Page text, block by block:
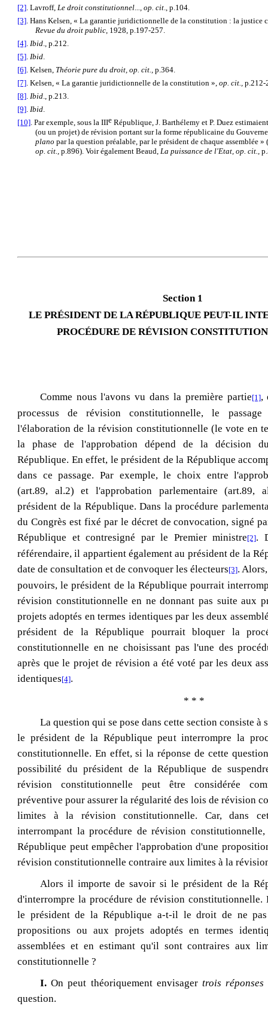
[2]. Lavroff, Le droit constitutionnel..., op. cit., p.104.
[3]. Hans Kelsen, « La garantie juridictionnelle de la constitution : la justice
Revue du droit public, 1928, p.197-257.
[4]. Ibid., p.212.
[5]. Ibid.
[6]. Kelsen, Théorie pure du droit, op. cit., p.364.
[7]. Kelsen, « La garantie juridictionnelle de la constitution », op. cit., p.212-
[8]. Ibid., p.213.
[9]. Ibid.
[10]. Par exemple, sous la IIIe République, J. Barthélemy et P. Duez
(ou un projet) de révision portant sur la forme républicaine du
plano par la question préalable, par le président de chaque assemblée
op. cit., p.896). Voir également Beaud, La puissance de l'Etat, op. cit.,
Section 1
LE PRÉSIDENT DE LA RÉPUBLIQUE PEUT-IL
PROCÉDURE DE RÉVISION
Comme nous l'avons vu dans la première partie[1],
processus de révision constitutionnelle, le
l'élaboration de la révision constitutionnelle (le vote en
la phase de l'approbation dépend de la décision
République. En effet, le président de la République
dans ce passage. Par exemple, le choix entre
(art.89, al.2) et l'approbation parlementaire (art.89,
président de la République. Dans la procédure
du Congrès est fixé par le décret de convocation, signé
République et contresigné par le Premier ministre[2].
référendaire, il appartient également au président de la
date de consultation et de convoquer les électeurs[3].
pouvoirs, le président de la République pourrait
révision constitutionnelle en ne donnant pas suite aux
projets adoptés en termes identiques par les deux
président de la République pourrait bloquer la
constitutionnelle en ne choisissant pas l'une des
après que le projet de révision a été voté par les deux
identiques[4].
* * *
La question qui se pose dans cette section consiste à
le président de la République peut interrompre la
constitutionnelle. En effet, si la réponse de cette
possibilité du président de la République de
révision constitutionnelle peut être considérée
préventive pour assurer la régularité des lois de révision
limites à la révision constitutionnelle. Car, dans
interrompant la procédure de révision
République peut empêcher l'approbation d'une
révision constitutionnelle contraire aux limites à la
Alors il importe de savoir si le président de la
d'interrompre la procédure de révision constitutionnelle.
le président de la République a-t-il le droit de ne
propositions ou aux projets adoptés en termes
assemblées et en estimant qu'il sont contraires aux
constitutionnelle ?
I.On peut théoriquement envisagertrois réponses
question.